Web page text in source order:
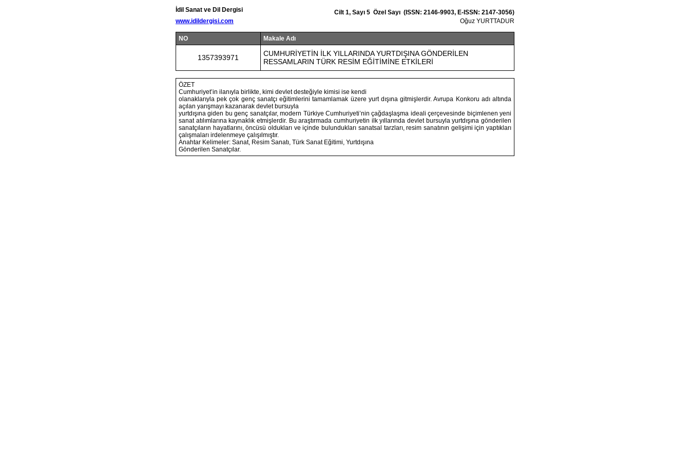
İdil Sanat ve Dil Dergisi
www.idildergisi.com
Cilt 1, Sayı 5 Özel Sayı (ISSN: 2146-9903, E-ISSN: 2147-3056)
Oğuz YURTTADUR
NO Makale Adı
1357393971
CUMHURİYETİN İLK YILLARINDA YURTDIŞINA GÖNDERİLEN
RESSAMLARIN TÜRK RESİM EĞİTİMİNE ETKİLERİ
ÖZET
Cumhuriyet’in ilanıyla birlikte, kimi devlet desteğiyle kimisi ise kendi
olanaklarıyla pek çok genç sanatçı eğitimlerini tamamlamak üzere yurt dışına gitmişlerdir. Avrupa Konkoru adı altında
açılan yarışmayı kazanarak devlet bursuyla
yurtdışına giden bu genç sanatçılar, modern Türkiye Cumhuriyeti’nin çağdaşlaşma ideali çerçevesinde biçimlenen yeni
sanat atılımlarına kaynaklık etmişlerdir. Bu araştırmada cumhuriyetin ilk yıllarında devlet bursuyla yurtdışına gönderilen
sanatçıların hayatlarını, öncüsü oldukları ve içinde bulundukları sanatsal tarzları, resim sanatının gelişimi için yaptıkları
çalışmaları irdelenmeye çalışılmıştır.
Anahtar Kelimeler: Sanat, Resim Sanatı, Türk Sanat Eğitimi, Yurtdışına
Gönderilen Sanatçılar.